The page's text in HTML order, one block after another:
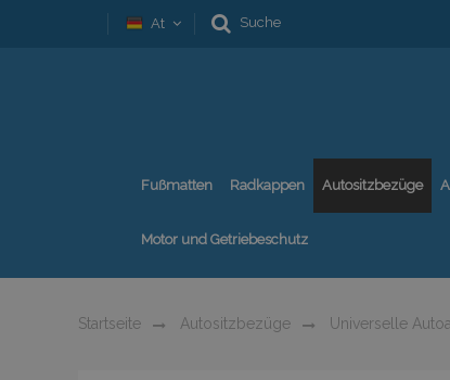
At Suche
Fußmatten Radkappen Autositzbezüge
Motor und Getriebeschutz
Startseite Autositzbezüge Universelle